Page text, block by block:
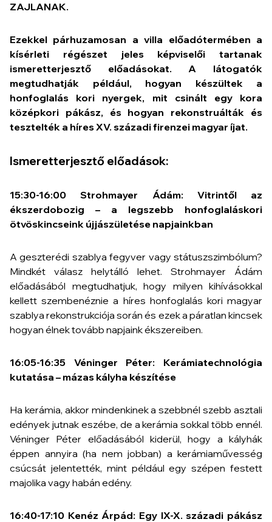
ZAJLANAK.
Ezekkel párhuzamosan a villa előadótermében a
kísérleti régészet jeles képviselői tartanak
ismeretterjesztő előadásokat.
A látogatók
megtudhatják például, hogyan készültek a
honfoglalás kori nyergek, mit csinált egy kora
középkori pákász, és hogyan rekonstruálták és
tesztelték a híres XV. századi firenzei magyar íjat.
Ismeretterjesztő előadások:
15:30-16:00
Strohmayer Ádám: Vitrintől az
ékszerdobozig – a legszebb honfoglaláskori
ötvöskincseink újjászületése napjainkban
A geszterédi szablya fegyver vagy státuszszimbólum?
Mindkét válasz helytálló lehet. Strohmayer Ádám
előadásából megtudhatjuk, hogy milyen kihívásokkal
kellett szembenéznie a híres honfoglalás kori magyar
szablya rekonstrukciója során és ezek a páratlan kincsek
hogyan élnek tovább napjaink ékszereiben.
16:05-16:35 Véninger Péter: Kerámiatechnológia
kutatása – mázas kályha készítése
Ha kerámia, akkor mindenkinek a szebbnél szebb asztali
edények jutnak eszébe, de a kerámia sokkal több ennél.
Véninger Péter előadásából kiderül, hogy a kályhák
éppen annyira (ha nem jobban) a kerámiaművesség
csúcsát jelentették, mint például egy szépen festett
majolika vagy habán edény.
16:40-17:10 Kenéz Árpád: Egy IX-X. századi pákász